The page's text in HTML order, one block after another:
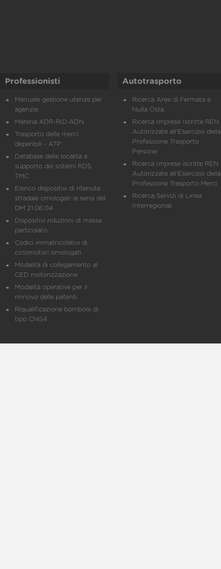
Professionisti
Manuale gestione utenze per
agenzie
Materia ADR-RID-ADN
Trasporto delle merci
deperibili - ATP
Database delle località a
supporto dei sistemi RDS
TMC
Elenco dispositivi di ritenuta
stradale omologati ai sensi del
DM 21.06.04
Dispositivi riduzioni di massa
particolato
Codici immatricolativi di
ciclomotori omologati
Modalità di collegamento al
CED motorizzazione
Modalità operative per il
rinnovo delle patenti
Riqualificazione bombole di
tipo CNG4
Autotrasporto
Ricerca Aree di Fermata e
Nulla Osta
Ricerca Imprese Iscritte REN
Autorizzate all'Esercizio della
Professione Trasporto
Persone
Ricerca Imprese iscritte REN
Autorizzate all'Esercizio della
Professione Trasporto Merci
Ricerca Servizi di Linea
Interregionali